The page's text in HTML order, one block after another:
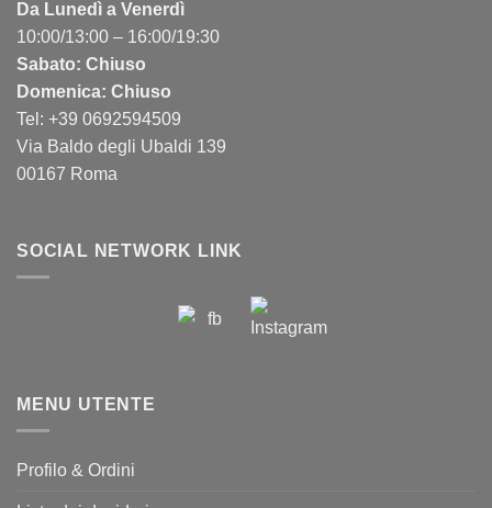
Da Lunedì a Venerdì
10:00/13:00 – 16:00/19:30
Sabato: Chiuso
Domenica: Chiuso
Tel: +39 0692594509
Via Baldo degli Ubaldi 139
00167 Roma
SOCIAL NETWORK LINK
MENU UTENTE
Profilo & Ordini